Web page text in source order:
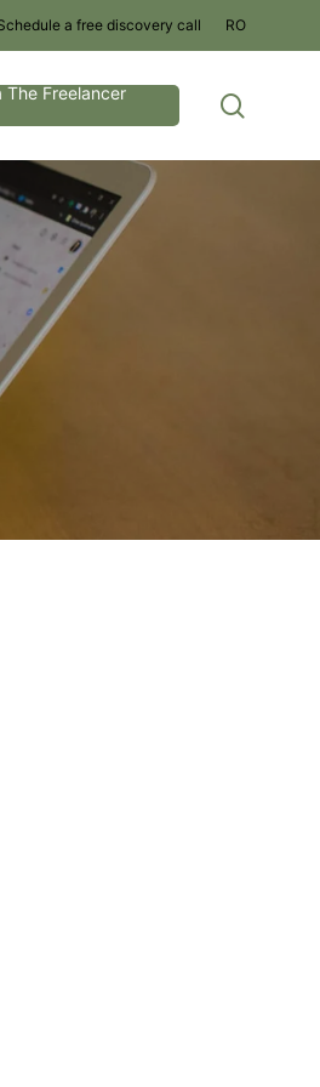
a free discovery call RO
The Freelancer